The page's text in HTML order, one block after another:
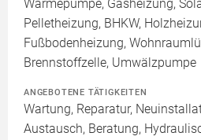
Wärmepumpe, Gasheizung,
Pelletheizung, BHKW,
Fußbodenheizung,
Brennstoffzelle, Umwälzpumpe
ANGEBOTENE TÄTIGKEITEN
Wartung, Reparatur,
Austausch, Beratung,